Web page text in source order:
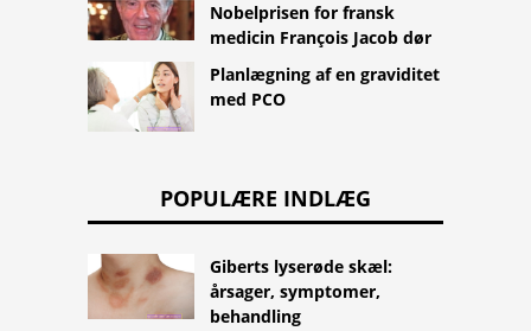
Nobelprisen for fransk
medicin François Jacob dør
Planlægning af en graviditet
med PCO
POPULÆRE INDLÆG
Giberts lyserøde skæl:
årsager, symptomer,
behandling